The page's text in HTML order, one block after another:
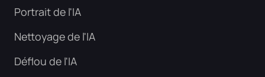
Portrait de l'IA
Nettoyage de l'IA
Déflou de l'IA